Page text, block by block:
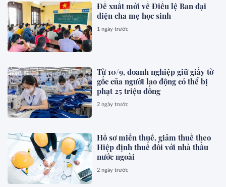
Đề xuất mới về Điều lệ Ban đại
diện cha mẹ học sinh
1 ngày trước
Từ 10/9, doanh nghiệp giữ giấy tờ
gốc của người lao động có thể bị
phạt 25 triệu đồng
2 ngày trước
Hồ sơ miễn thuế, giảm thuế theo
Hiệp định thuế đối với nhà thầu
nước ngoài
2 ngày trước